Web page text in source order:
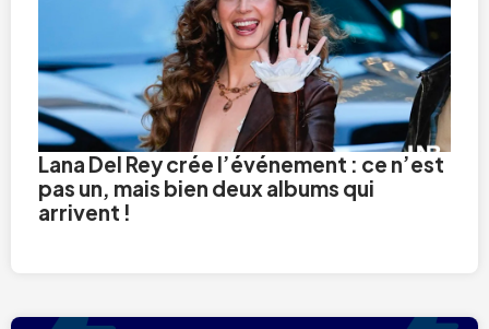
Lana Del Rey crée l’événement : ce n’est
pas un, mais bien deux albums qui
arrivent !